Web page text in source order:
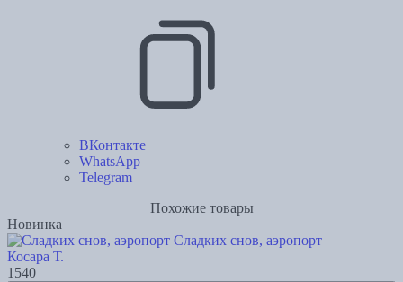
ВКонтакте
WhatsApp
Telegram
Похожие товары
Новинка
Сладких снов, аэропорт
Косара Т.
1540